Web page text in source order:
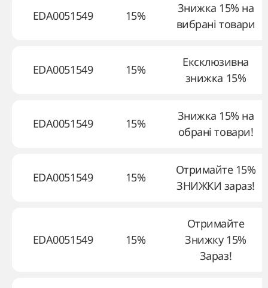
EDA0051549 15%
Знижка 15% на
вибрані товари
EDA0051549 15%
Ексклюзивна
знижка 15%
EDA0051549 15%
Знижка 15% на
обрані товари!
EDA0051549 15%
Отримайте 15%
ЗНИЖКИ зараз!
EDA0051549 15%
Отримайте
Знижку 15%
Зараз!